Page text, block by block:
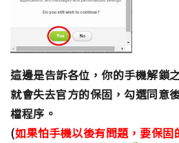
這邊是告訴各位，你的手機解鎖
就會失去官方的保固，勾選同意
檔程序。
(如果怕手機以後有問題，要保固